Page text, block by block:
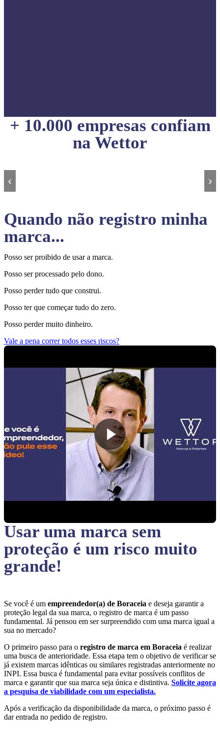
+ 10.000 empresas confiam
na Wettor
‹ ›
Quando não registro minha
marca...
Posso ser proibido de usar a marca.
Posso ser processado pelo dono.
Posso perder tudo que construi.
Posso ter que começar tudo do zero.
Posso perder muito dinheiro.
Vale a pena correr todos esses riscos?
Usar uma marca sem
proteção é um risco muito
grande!
Se você é um empreendedor(a) de Boraceia e deseja garantir a
proteção legal da sua marca, o registro de marca é um passo
fundamental. Já pensou em ser surpreendido com uma marca igual a
sua no mercado?
O primeiro passo para o registro de marca em Boraceia é realizar
uma busca de anterioridade. Essa etapa tem o objetivo de verificar se
já existem marcas idênticas ou similares registradas anteriormente no
INPI. Essa busca é fundamental para evitar possíveis conflitos de
marca e garantir que sua marca seja única e distintiva. Solicite agora
a pesquisa de viabilidade com um especialista.
Após a verificação da disponibilidade da marca, o próximo passo é
dar entrada no pedido de registro.